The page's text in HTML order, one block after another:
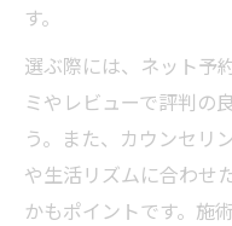
す。
選ぶ際には、ネット予
ミやレビューで評判の
う。また、カウンセリ
や生活リズムに合わせ
かもポイントです。施